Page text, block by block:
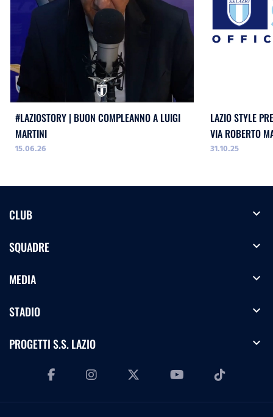
#LAZIOSTORY | BUON COMPLEANNO A LUIGI
MARTINI
15.06.26
LAZIO STYLE
VIA ROBERTO
31.10.25
CLUB expand_more
SQUADRE expand_more
MEDIA expand_more
STADIO expand_more
PROGETTI S.S. LAZIO expand_more